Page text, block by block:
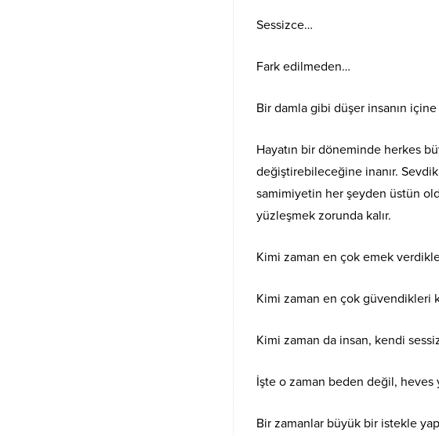
Sessizce…
Fark edilmeden…
Bir damla gibi düşer insanın
Hayatın bir döneminde herkes
değiştirebileceğine inanır.
samimiyetin her şeyden üstün
yüzleşmek zorunda kalır.
Kimi zaman en çok emek
Kimi zaman en çok güvendikleri
Kimi zaman da insan, kendi
İşte o zaman beden değil, heves
Bir zamanlar büyük bir istekle